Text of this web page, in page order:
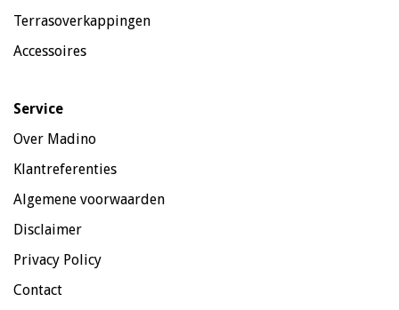
Terrasoverkappingen
Accessoires
Service
Over Madino
Klantreferenties
Algemene voorwaarden
Disclaimer
Privacy Policy
Contact